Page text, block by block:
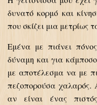
δυνατό κορμό και
που σκίζει μια μετρίως
Εμένα με πιάνει
δύναμη και για
με αποτέλεσμα να με
πεζοπορούσα χαλαρός.
αν είναι ένας